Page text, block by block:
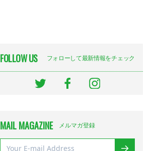
FOLLOW US フォローして最新情報をチェック
MAIL MAGAZINE メルマガ登録